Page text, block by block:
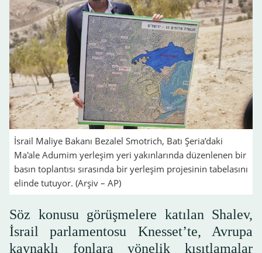
İsrail Maliye Bakanı Bezalel Smotrich, Batı Şeria’daki
Ma'ale Adumim yerleşim yeri yakınlarında düzenlenen bir
basın toplantısı sırasında bir yerleşim projesinin tabelasını
elinde tutuyor. (Arşiv – AP)
Söz konusu görüşmelere katılan Shalev,
İsrail parlamentosu Knesset’te, Avrupa
kaynaklı fonlara yönelik kısıtlamalar